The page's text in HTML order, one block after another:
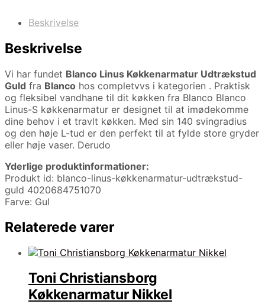
Beskrivelse
Beskrivelse
Vi har fundet Blanco Linus Køkkenarmatur Udtrækstud
Guld fra Blanco hos completvvs i kategorien . Praktisk
og fleksibel vandhane til dit køkken fra Blanco Blanco
Linus-S køkkenarmatur er designet til at imødekomme
dine behov i et travlt køkken. Med sin 140 svingradius
og den høje L-tud er den perfekt til at fylde store gryder
eller høje vaser. Derudo
Yderlige produktinformationer:
Produkt id: blanco-linus-køkkenarmatur-udtrækstud-
guld 4020684751070
Farve: Gul
Relaterede varer
Toni Christiansborg
Køkkenarmatur Nikkel